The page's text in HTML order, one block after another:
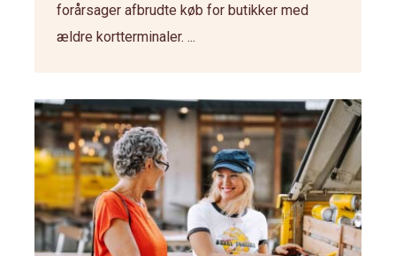
forårsager afbrudte køb for butikker med
ældre kortterminaler. ...